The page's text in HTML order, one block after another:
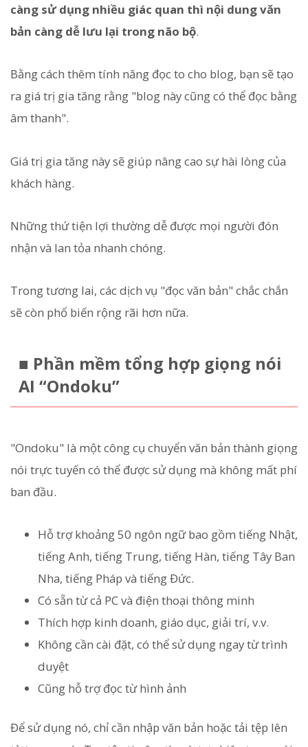
càng sử dụng nhiều giác quan thì nội dung văn
bản càng dễ lưu lại trong não bộ.
Bằng cách thêm tính năng đọc to cho blog, bạn sẽ tạo
ra giá trị gia tăng rằng "blog này cũng có thể đọc bằng
âm thanh".
Giá trị gia tăng này sẽ giúp nâng cao sự hài lòng của
khách hàng.
Những thứ tiện lợi thường dễ được mọi người đón
nhận và lan tỏa nhanh chóng.
Trong tương lai, các dịch vụ "đọc văn bản" chắc chắn
sẽ còn phổ biến rộng rãi hơn nữa.
■ Phần mềm tổng hợp giọng nói
AI “Ondoku”
"Ondoku" là một công cụ chuyển văn bản thành giọng
nói trực tuyến có thể được sử dụng mà không mất phí
ban đầu.
Hỗ trợ khoảng 50 ngôn ngữ bao gồm tiếng Nhật,
tiếng Anh, tiếng Trung, tiếng Hàn, tiếng Tây Ban
Nha, tiếng Pháp và tiếng Đức.
Có sẵn từ cả PC và điện thoại thông minh
Thích hợp kinh doanh, giáo dục, giải trí, v.v.
Không cần cài đặt, có thể sử dụng ngay từ trình
duyệt
Cũng hỗ trợ đọc từ hình ảnh
Để sử dụng nó, chỉ cần nhập văn bản hoặc tải tệp lên